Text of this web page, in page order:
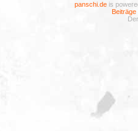
panschi.deis
Beiträge